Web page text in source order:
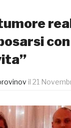
il 21